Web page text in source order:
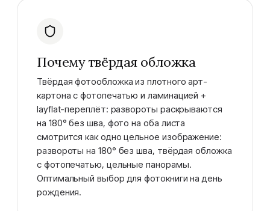
Почему твёрдая обложка
Твёрдая фотообложка из плотного арт-
картона с фотопечатью и ламинацией +
layflat-переплёт: развороты раскрываются
на 180° без шва, фото на оба листа
смотрится как одно цельное изображение:
развороты на 180° без шва, твёрдая обложка
с фотопечатью, цельные панорамы.
Оптимальный выбор для фотокниги на день
рождения.